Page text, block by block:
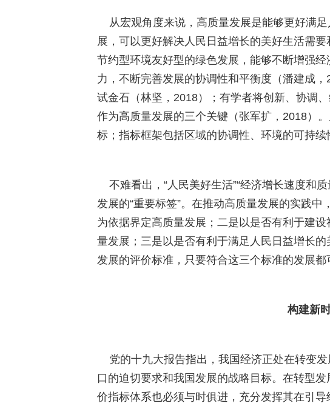
从宏观角度来说，高质量发展是能够更好满
展，可以更好解决人民日益增长的美好生活需
节约型环境友好型的绿色发展，能够不断增强
力，不断完善发展的协调性和平衡度（潘建成，
试金石（林坚， 2018）；有学者将创新、协调
作为高质量发展的三个关键（张军扩， 2018）
标；指标框架包括区域的协调性、环境的可持
不难看出，“人民美好生活”“经济增长速度和质
发展的“重要标签”。在推动高质量发展的实践
为依据界定高质量发展；二是以是否有利于建
量发展；三是以是否有利于满足人民日益增长
发展的评价标准，只要符合这三个标准的发展都
构建新
党的十九大报告指出，我国经济正处在转变
口的迫切要求和我国发展的战略目标。在转型
价指标体系也必须与时俱进，充分发挥其在引